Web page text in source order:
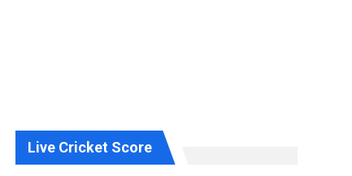
Live Cricket Score